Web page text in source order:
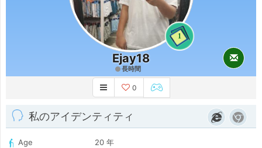
1
Ejay18
長時間
0
私のアイデンティティ
Age
20 年